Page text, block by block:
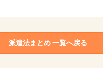
派遣法まとめ 一覧へ戻る